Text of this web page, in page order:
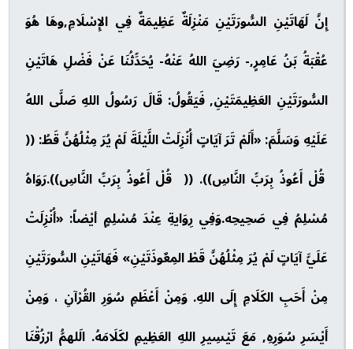
إِنَّ لَهَاتَيْنِ السُّورَتَيْنِ مَنْزِلَةٌ عَظِيمَةٌ فِي الإِسْلَامِ,وهَا هُوَ
عُقْبَةُ بَنُ عَامِرٍ,- رَضِيَ اللهُ عَنْهُ- يُحَدِّثُنَا عَنْ فَضْلِ هَاتَيْنِ
السُّورَتَيْنِ العَظِيمَتَيْنِ, فَيَقُولُ: قَالَ رَسُولُ اللهِ صَلَّى اللهُ
عَلَيْهِ وَسَلَّمَ: «أَلَمْ تَرَ آيَاتٍ أُنْزِلَتْ اللَّيْلَةَ لَمْ يُرَ مِثْلُهُنَّ قَطُ: ((
قُلْ أَعُوذُ بِرَبِّ النَّاسِ)). (( قُلْ أَعُوذُ بِرَبِّ النَّاسِ)).رَوَاهُ
مُسْلِمُ فِي صَحِيحِه.وَفِي رِوَايةِ عِنْدَ مُسْلِمٍ أيْضاً: «أُنْزِلَتْ
عَلَيَّ آيَاتٍ لَمْ يُرَ مِثْلُهُنَّ قَطْ المِعٌوذَتَيْنِ» فَهَاتَيْنِ السُّورَتَيْنِ
مِنْ أَحَبِ الكَلَامِ إِلَى اللهِ. وَمِنْ أَعْظَمِ سُوَرِ القُرْآنِ ، وَمِنْ
أَيْسَرِ سُوَرِهِ, مَعَ تَيْسِيرِ اللهِ العَظِيمِ لكَلَامَهُ. الَلهمُّ ارْزُقْنَا